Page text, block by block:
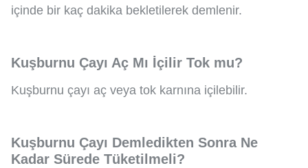
içinde bir kaç dakika bekletilerek demlenir.
Kuşburnu Çayı Aç Mı İçilir Tok mu?
Kuşburnu çayı aç veya tok karnına içilebilir.
Kuşburnu Çayı Demledikten Sonra Ne
Kadar Sürede Tüketilmeli?